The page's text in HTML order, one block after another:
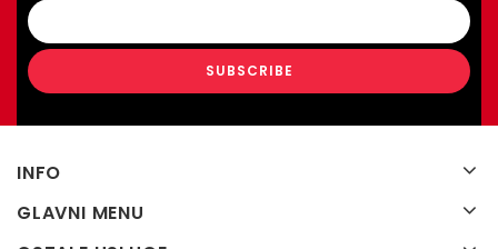
INFO
GLAVNI MENU